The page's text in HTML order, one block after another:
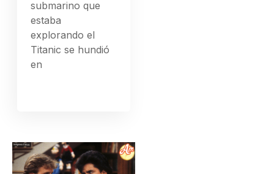
submarino que
estaba
explorando el
Titanic se hundió
en